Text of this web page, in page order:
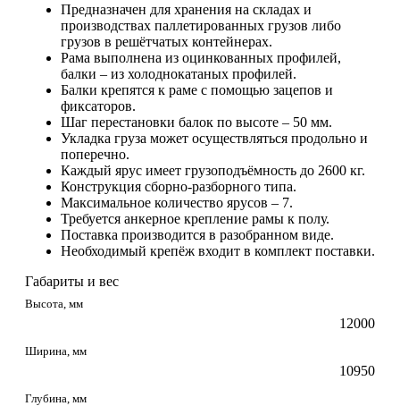
Предназначен для хранения на складах и
производствах паллетированных грузов либо
грузов в решётчатых контейнерах.
Рама выполнена из оцинкованных профилей,
балки – из холоднокатаных профилей.
Балки крепятся к раме с помощью зацепов и
фиксаторов.
Шаг перестановки балок по высоте – 50 мм.
Укладка груза может осуществляться продольно и
поперечно.
Каждый ярус имеет грузоподъёмность до 2600 кг.
Конструкция сборно-разборного типа.
Максимальное количество ярусов – 7.
Требуется анкерное крепление рамы к полу.
Поставка производится в разобранном виде.
Необходимый крепёж входит в комплект поставки.
Габариты и вес
Высота, мм
12000
Ширина, мм
10950
Глубина, мм